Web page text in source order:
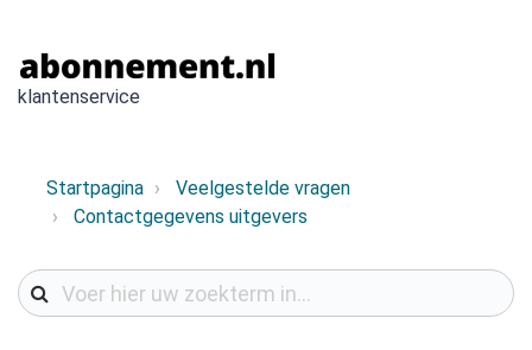
klantenservice
Startpagina
Veelgestelde vragen
Contactgegevens uitgevers